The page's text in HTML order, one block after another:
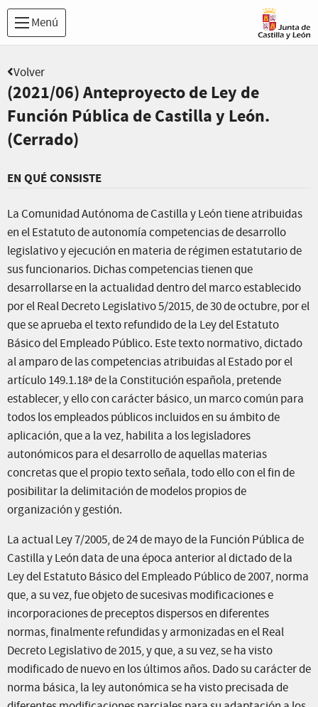
Menú
Volver
(2021/06) Anteproyecto de Ley de
Función Pública de Castilla y León.
(Cerrado)
EN QUÉ CONSISTE
La Comunidad Autónoma de Castilla y León tiene atribuidas
en el Estatuto de autonomía competencias de desarrollo
legislativo y ejecución en materia de régimen estatutario de
sus funcionarios. Dichas competencias tienen que
desarrollarse en la actualidad dentro del marco establecido
por el Real Decreto Legislativo 5/2015, de 30 de octubre, por el
que se aprueba el texto refundido de la Ley del Estatuto
Básico del Empleado Público. Este texto normativo, dictado
al amparo de las competencias atribuidas al Estado por el
artículo 149.1.18ª de la Constitución española, pretende
establecer, y ello con carácter básico, un marco común para
todos los empleados públicos incluidos en su ámbito de
aplicación, que a la vez, habilita a los legisladores
autonómicos para el desarrollo de aquellas materias
concretas que el propio texto señala, todo ello con el fin de
posibilitar la delimitación de modelos propios de
organización y gestión.
La actual Ley 7/2005, de 24 de mayo de la Función Pública de
Castilla y León data de una época anterior al dictado de la
Ley del Estatuto Básico del Empleado Público de 2007, norma
que, a su vez, fue objeto de sucesivas modificaciones e
incorporaciones de preceptos dispersos en diferentes
normas, finalmente refundidas y armonizadas en el Real
Decreto Legislativo de 2015, y que, a su vez, se ha visto
modificado de nuevo en los últimos años. Dado su carácter de
norma básica, la ley autonómica se ha visto precisada de